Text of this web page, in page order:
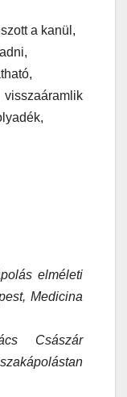
a kanül,
visszaáramlik
elméleti
Medicina
Császár